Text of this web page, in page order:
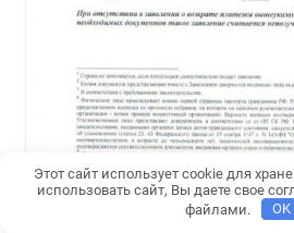
Бланк заявления о
Этот сайт использует cookie для
использовать сайт, Вы даете свое
файлами.
OK